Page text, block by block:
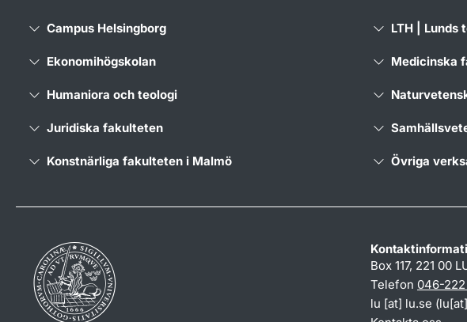
Campus Helsingborg
Ekonomihögskolan
Humaniora och teologi
Juridiska fakulteten
Konstnärliga fakulteten i Malmö
LTH | Lunds
Medicinska
Övriga
Box 117, 221 00
Telefon 046-
lu [at] lu.se